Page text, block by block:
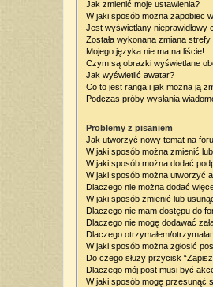
Jak zmienić moje ustawienia?
W jaki sposób można zapobiec
Jest wyświetlany nieprawidłowy
Została wykonana zmiana
Mojego języka nie ma na liście!
Czym są obrazki wyświetlane
Jak wyświetlić awatar?
Co to jest ranga i jak można ją
Podczas próby wysłania
Problemy z pisaniem
Jak utworzyć nowy temat na
W jaki sposób można zmienić
W jaki sposób można dodać
W jaki sposób można utworzyć
Dlaczego nie można dodać
W jaki sposób zmienić lub
Dlaczego nie mam dostępu do
Dlaczego nie mogę dodawać
Dlaczego otrzymałem/
W jaki sposób można zgłosić
Do czego służy przycisk
Dlaczego mój post musi być
W jaki sposób mogę przesunąć